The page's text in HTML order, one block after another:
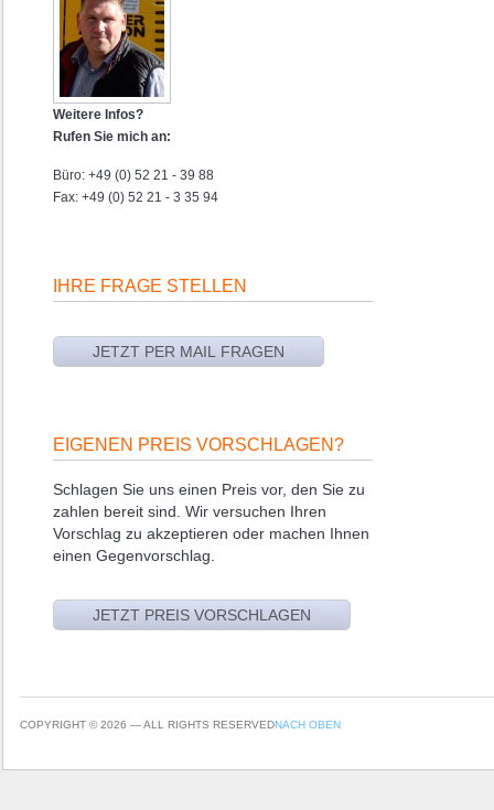
Weitere Infos?
Rufen Sie mich an:
Büro: +49 (0) 52 21 - 39 88
Fax: +49 (0) 52 21 - 3 35 94
IHRE FRAGE STELLEN
EIGENEN PREIS VORSCHLAGEN?
Schlagen Sie uns einen Preis vor, den Sie zu
zahlen bereit sind. Wir versuchen Ihren
Vorschlag zu akzeptieren oder machen Ihnen
einen Gegenvorschlag.
COPYRIGHT © 2026 — ALL RIGHTS RESERVEDNACH OBEN